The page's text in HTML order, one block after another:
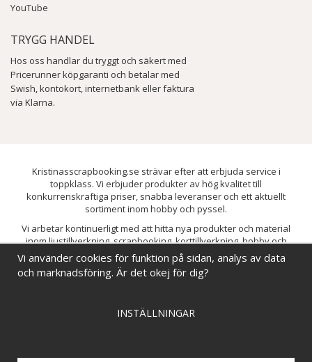
YouTube
TRYGG HANDEL
Hos oss handlar du tryggt och säkert med
Pricerunner köpgaranti och betalar med
Swish, kontokort, internetbank eller faktura
via Klarna.
Kristinasscrapbooking.se strävar efter att erbjuda service i
toppklass. Vi erbjuder produkter av hög kvalitet till
konkurrenskraftiga priser, snabba leveranser och ett aktuellt
sortiment inom hobby och pyssel.
Vi arbetar kontinuerligt med att hitta nya produkter och material
inom ljustillverkning, scrapbooking, korttillverkning, hobby och
pyssel. Målet är att bredda sortimentet och löpande förbättra och
utveckla vårt utbud, så att du alltid kan hitta det du behöver hos oss.
Vi använder cookies för funktion på sidan, analys av data
och marknadsföring. Är det okej för dig?
INSTÄLLNINGAR